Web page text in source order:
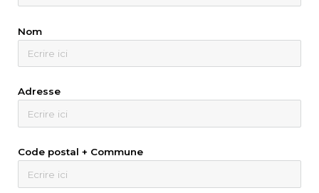
Nom
Adresse
Code postal + Commune